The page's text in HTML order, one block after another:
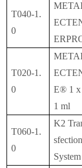
T040-1.
0
T020-1.
0
E® 1 x
1 ml
T060-1.
0
K2
sfection
System